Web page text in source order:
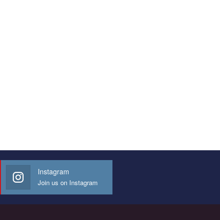
Instagram
Join us on Instagram